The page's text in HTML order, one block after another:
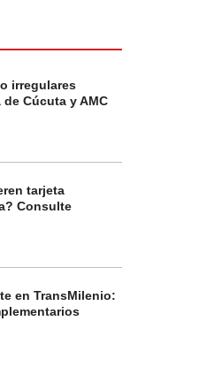
irregulares
Cúcuta y AMC
tarjeta
Consulte
en TransMilenio: